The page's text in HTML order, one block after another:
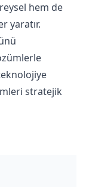
hem de
yaratır.
stratejik